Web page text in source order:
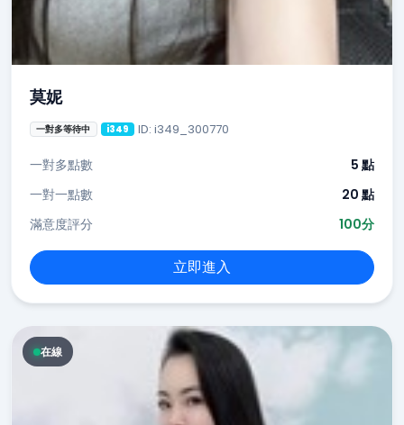
莫妮
一對多等待中 i349 ID: i349_300770
一對多點數
5 點
一對一點數
20 點
滿意度評分
100分
立即進入
在線